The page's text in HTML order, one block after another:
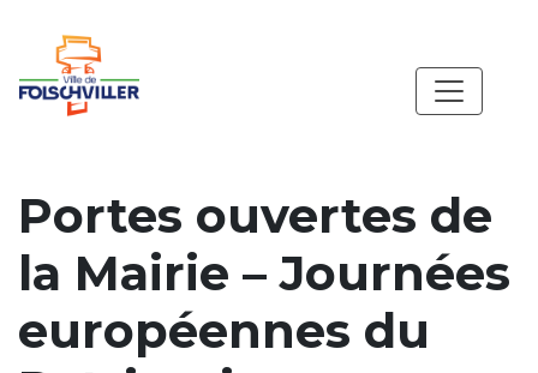
Portes ouvertes de
la Mairie – Journées
européennes du